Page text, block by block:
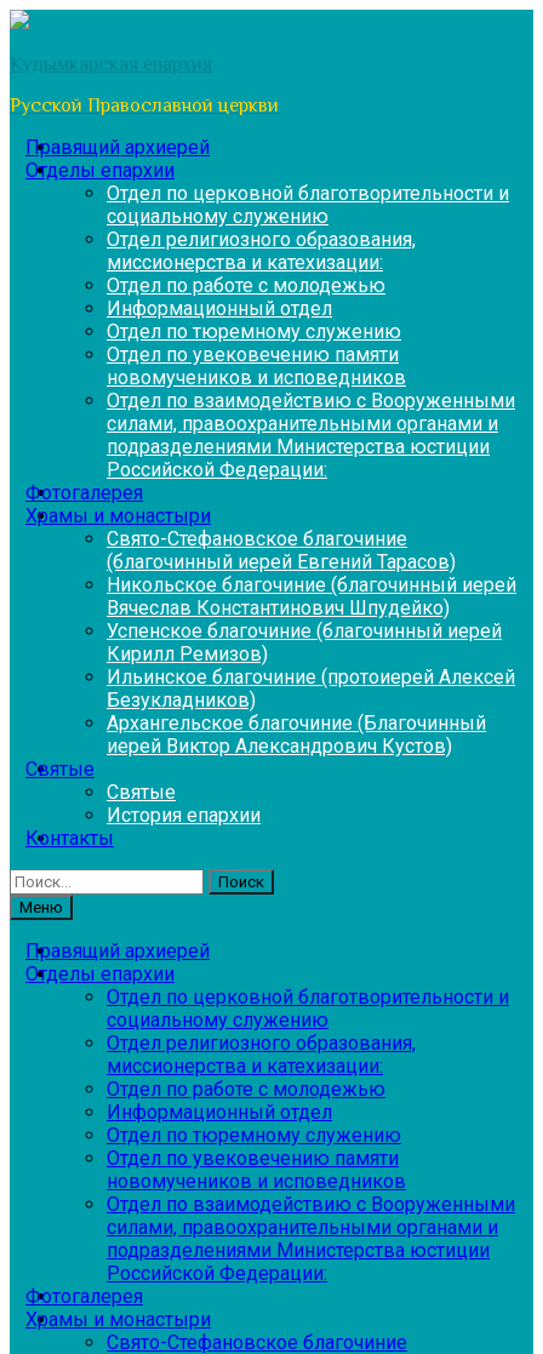
Перейти
содержимому
Кудымкарская епархия
Русской Православной церкви
Правящий архиерей
Отделы епархии
Отдел по церковной благотворительности и
социальному служению
Отдел религиозного образования,
миссионерства и катехизации:
Отдел по работе с молодежью
Информационный отдел
Отдел по тюремному служению
Отдел по увековечению памяти
новомучеников и исповедников
Отдел по взаимодействию с Вооруженными
силами, правоохранительными органами и
подразделениями Министерства юстиции
Российской Федерации:
Фотогалерея
Храмы и монастыри
Свято-Стефановское благочиние
(благочинный иерей Евгений Тарасов)
Никольское благочиние (благочинный иерей
Вячеслав Константинович Шпудейко)
Успенское благочиние (благочинный иерей
Кирилл Ремизов)
Ильинское благочиние (протоиерей Алексей
Безукладников)
Архангельское благочиние (Благочинный
иерей Виктор Александрович Кустов)
Святые
Святые
История епархии
Контакты
Найти:
Меню
Правящий архиерей
Отделы епархии
Отдел по церковной благотворительности и
социальному служению
Отдел религиозного образования,
миссионерства и катехизации:
Отдел по работе с молодежью
Информационный отдел
Отдел по тюремному служению
Отдел по увековечению памяти
новомучеников и исповедников
Отдел по взаимодействию с Вооруженными
силами, правоохранительными органами и
подразделениями Министерства юстиции
Российской Федерации:
Фотогалерея
Храмы и монастыри
Свято-Стефановское благочиние